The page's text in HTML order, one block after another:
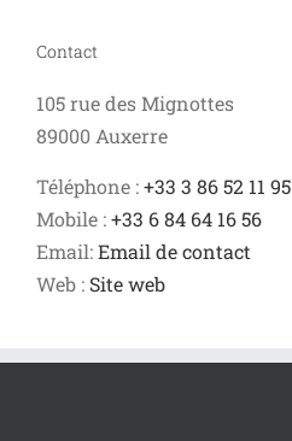
Contact
105 rue des Mignottes
89000 Auxerre
Téléphone :+33 3 86 52 11 95
Mobile :+33 6 84 64 16 56
Email:Email de contact
Web : Site web